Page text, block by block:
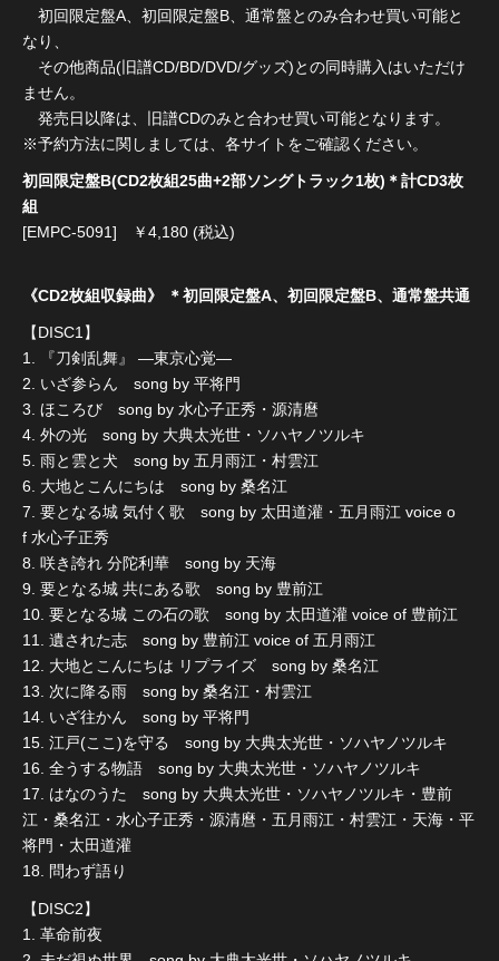
初回限定盤A、初回限定盤B、通常盤とのみ合わせ買い可能と
なり、
その他商品(旧譜CD/BD/DVD/グッズ)との同時購入はいただけ
ません。
発売日以降は、旧譜CDのみと合わせ買い可能となります。
※予約方法に関しましては、各サイトをご確認ください。
初回限定盤B(CD2枚組25曲+2部ソングトラック1枚)＊計CD3枚
組
[EMPC-5091] ￥4,180 (税込)
《CD2枚組収録曲》 ＊初回限定盤A、初回限定盤B、通常盤共通
【DISC1】
1. 『刀剣乱舞』 ―東京心覚―
2. いざ参らん song by 平将門
3. ほころび song by 水心子正秀・源清麿
4. 外の光 song by 大典太光世・ソハヤノツルキ
5. 雨と雲と犬 song by 五月雨江・村雲江
6. 大地とこんにちは song by 桑名江
7. 要となる城 気付く歌 song by 太田道灌・五月雨江 voice o
f 水心子正秀
8. 咲き誇れ 分陀利華 song by 天海
9. 要となる城 共にある歌 song by 豊前江
10. 要となる城 この石の歌 song by 太田道灌 voice of 豊前江
11. 遺された志 song by 豊前江 voice of 五月雨江
12. 大地とこんにちは リプライズ song by 桑名江
13. 次に降る雨 song by 桑名江・村雲江
14. いざ往かん song by 平将門
15. 江戸(ここ)を守る song by 大典太光世・ソハヤノツルキ
16. 全うする物語 song by 大典太光世・ソハヤノツルキ
17. はなのうた song by 大典太光世・ソハヤノツルキ・豊前
江・桑名江・水心子正秀・源清麿・五月雨江・村雲江・天海・平
将門・太田道灌
18. 問わず語り
【DISC2】
1. 革命前夜